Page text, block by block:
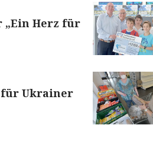
„Ein Herz für
für Ukrainer